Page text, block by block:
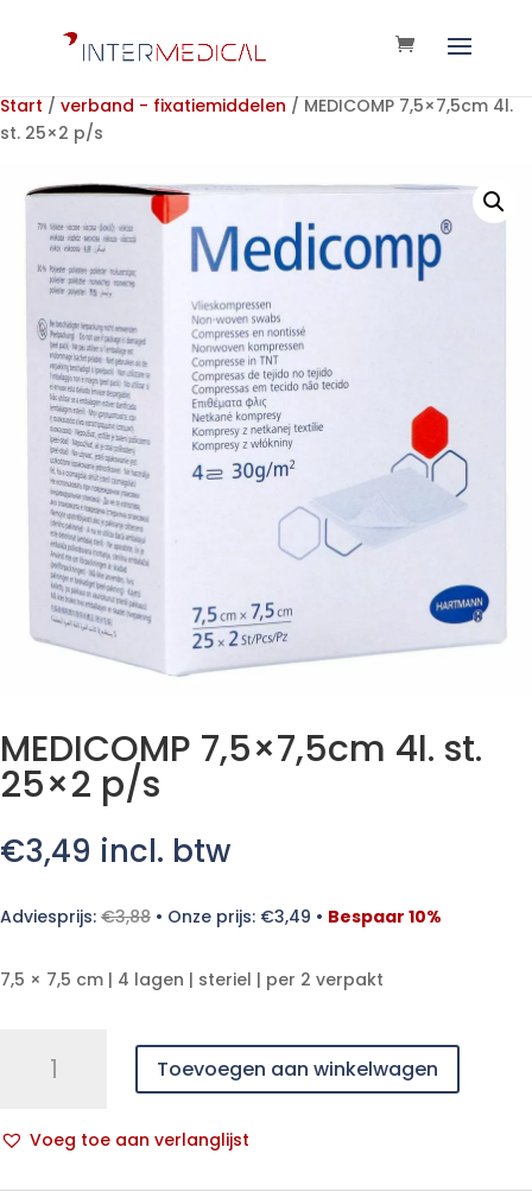
Start / verband - fixatiemiddelen / MEDICOMP 7,5×7,5cm 4l.
st. 25×2 p/s
MEDICOMP 7,5×7,5cm 4l. st.
25×2 p/s
€3,49 incl. btw
Adviesprijs: €3,88 • Onze prijs: €3,49 • Bespaar 10%
7,5 × 7,5 cm | 4 lagen | steriel | per 2 verpakt
7,5x7,5cm
25x2
Toevoegen aan winkelwagen
Voeg toe aan verlanglijst